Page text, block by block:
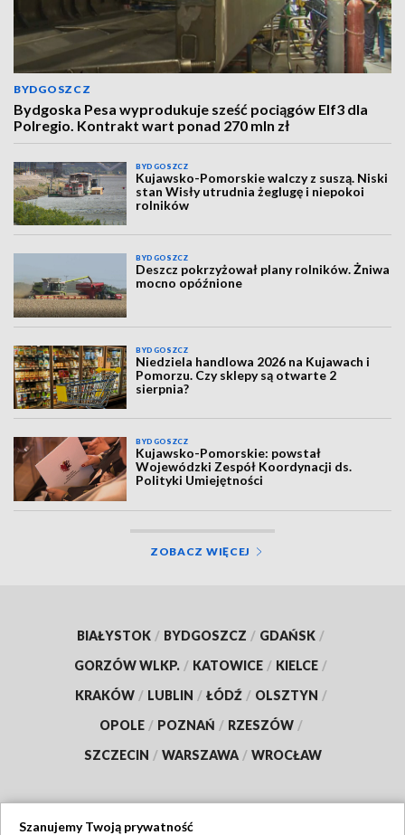
BYDGOSZCZ
Bydgoska Pesa wyprodukuje sześć pociągów Elf3 dla
Polregio. Kontrakt wart ponad 270 mln zł
BYDGOSZCZ
Kujawsko-Pomorskie walczy z suszą. Niski
stan Wisły utrudnia żeglugę i niepokoi
rolników
BYDGOSZCZ
Deszcz pokrzyżował plany rolników. Żniwa
mocno opóźnione
BYDGOSZCZ
Niedziela handlowa 2026 na Kujawach i
Pomorzu. Czy sklepy są otwarte 2
sierpnia?
BYDGOSZCZ
Kujawsko-Pomorskie: powstał
Wojewódzki Zespół Koordynacji ds.
Polityki Umiejętności
ZOBACZ WIĘCEJ
BIAŁYSTOK / BYDGOSZCZ / GDAŃSK /
GORZÓW WLKP. / KATOWICE / KIELCE /
KRAKÓW / LUBLIN / ŁÓDŹ / OLSZTYN /
OPOLE / POZNAŃ / RZESZÓW /
SZCZECIN / WARSZAWA / WROCŁAW
Szanujemy Twoją prywatność